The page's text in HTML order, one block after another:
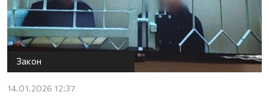
Закон
14.01.2026 12:37